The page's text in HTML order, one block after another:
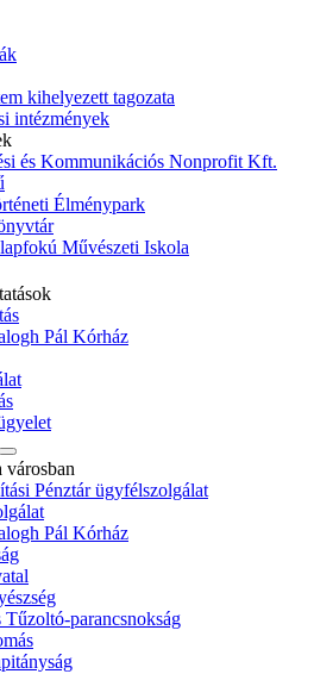
kihelyezett tagozata
intézmények
és Kommunikációs Nonprofit Kft.
Élménypark
Művészeti Iskola
Pál Kórház
Pénztár ügyfélszolgálat
Pál Kórház
parancsnokság